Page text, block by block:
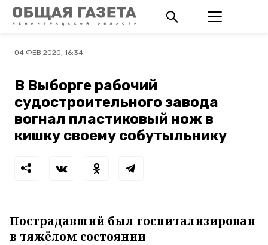
04 ФЕВ 2020, 16:34
В Выборге рабочий
судостроительного завода
вогнал пластиковый нож в
кишку своему собутыльнику
Пострадавший был госпитализирован
в тяжёлом состоянии